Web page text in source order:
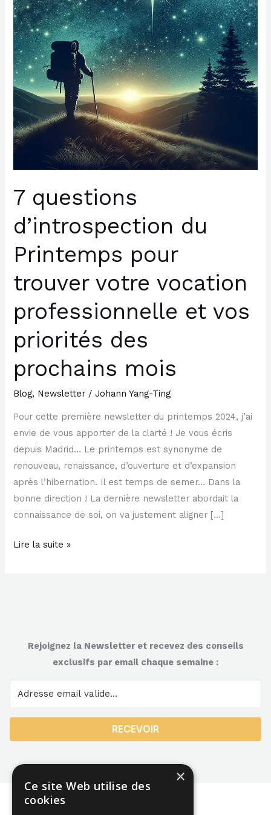
7 questions
d’introspection du
Printemps pour
trouver votre vocation
professionnelle et vos
priorités des
prochains mois
Blog, Newsletter /Johann Yang-Ting
Pour cette première newsletter du printemps 2024, j’ai
envie de vous apporter de la clarté ! Je vous écris
depuis Madrid… Le printemps est synonyme de
renouveau, renaissance, d’ouverture et d’expansion
après l’hibernation. Il est temps de semer… Dans la
bonne direction ! La dernière newsletter abordait la
connaissance de soi, on va justement aligner […]
pour
trouver
votre
vocation
professionnelle
et
vos
priorités
des
prochains
Lire la suite »
Rejoignez la Newsletter et recevez des conseils
exclusifs par email chaque semaine :
RECEVOIR
×
Ce site Web utilise des
cookies